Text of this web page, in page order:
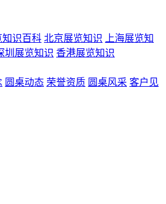
知识百科 北京展览知识
上海展览知
圳展览知识 香港展览知识
圆桌动态 荣誉资质 圆桌风采 客户见